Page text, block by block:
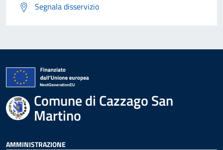
Segnala disservizio
Comune di Cazzago San
Martino
AMMINISTRAZIONE